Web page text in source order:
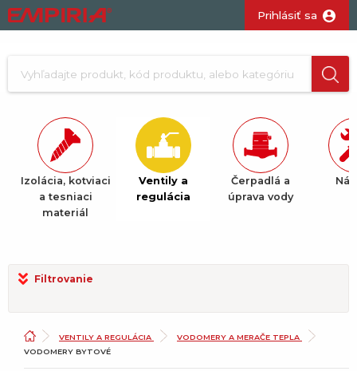
Prihlásiť sa
Izolácia, kotviaci
a tesniaci
materiál
Ventily a
regulácia
Čerpadlá a
úprava vody
Filtrovanie
VENTILY A REGULÁCIA
VODOMERY A MERAČE TEPLA
VODOMERY BYTOVÉ